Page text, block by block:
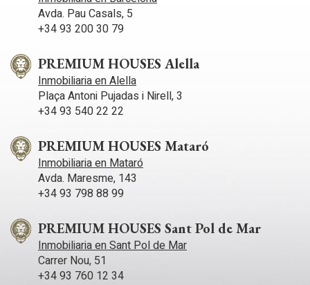
Avda. Pau Casals, 5
+34 93 200 30 79
PREMIUM HOUSES Alella
Inmobiliaria en Alella
Plaça Antoni Pujadas i Nirell, 3
+34 93 540 22 22
PREMIUM HOUSES Mataró
Inmobiliaria en Mataró
Avda. Maresme, 143
+34 93 798 88 99
PREMIUM HOUSES Sant Pol de Mar
Inmobiliaria en Sant Pol de Mar
Carrer Nou, 51
+34 93 760 12 34